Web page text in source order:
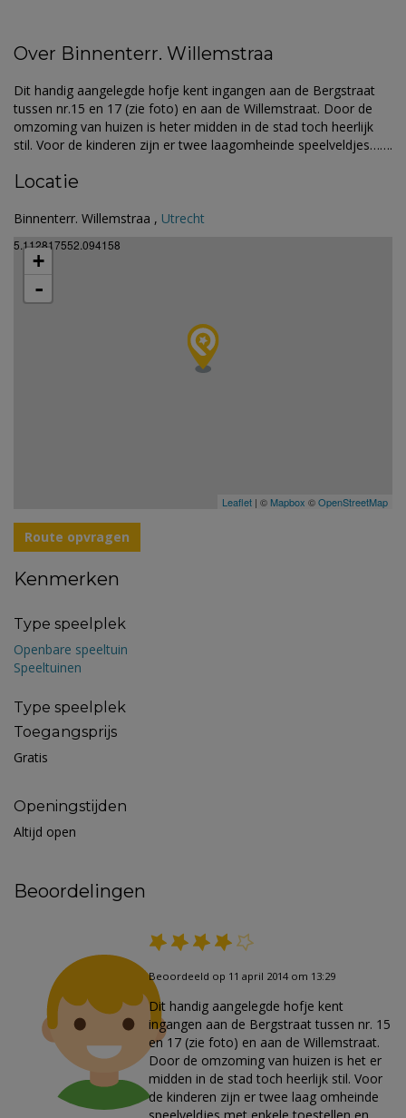
Over Binnenterr. Willemstraa
Dit handig aangelegde hofje kent ingangen aan de Bergstraat
tussen nr.15 en 17 (zie foto) en aan de Willemstraat. Door de
omzoming van huizen is heter midden in de stad toch heerlijk
stil. Voor de kinderen zijn er twee laagomheinde speelveldjes…….
Locatie
Binnenterr. Willemstraa , Utrecht
5.112817552.094158
+
-
Leaflet | © Mapbox ©OpenStreetMap
Route opvragen
Kenmerken
Type speelplek
Openbare speeltuin
Speeltuinen
Type speelplek
Toegangsprijs
Gratis
Openingstijden
Altijd open
Beoordelingen
Beoordeeld op 11 april 2014 om 13:29
Dit handig aangelegde hofje kent
ingangen aan de Bergstraat tussen nr. 15
en 17 (zie foto) en aan de Willemstraat.
Door de omzoming van huizen is het er
midden in de stad toch heerlijk stil. Voor
de kinderen zijn er twee laag omheinde